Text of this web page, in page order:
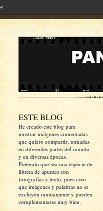
ESTE BLOG
He creado este blog para
mostrar imágenes comentadas
que quiero compartir, tomadas
en diferentes partes del mundo
y en diversas épocas.
Pretendo que sea una especie de
libreta de apuntes con
fotografías y texto, pues creo
que imágenes y palabras no se
excluyen mutuamente y pueden
complementarse muy bien.